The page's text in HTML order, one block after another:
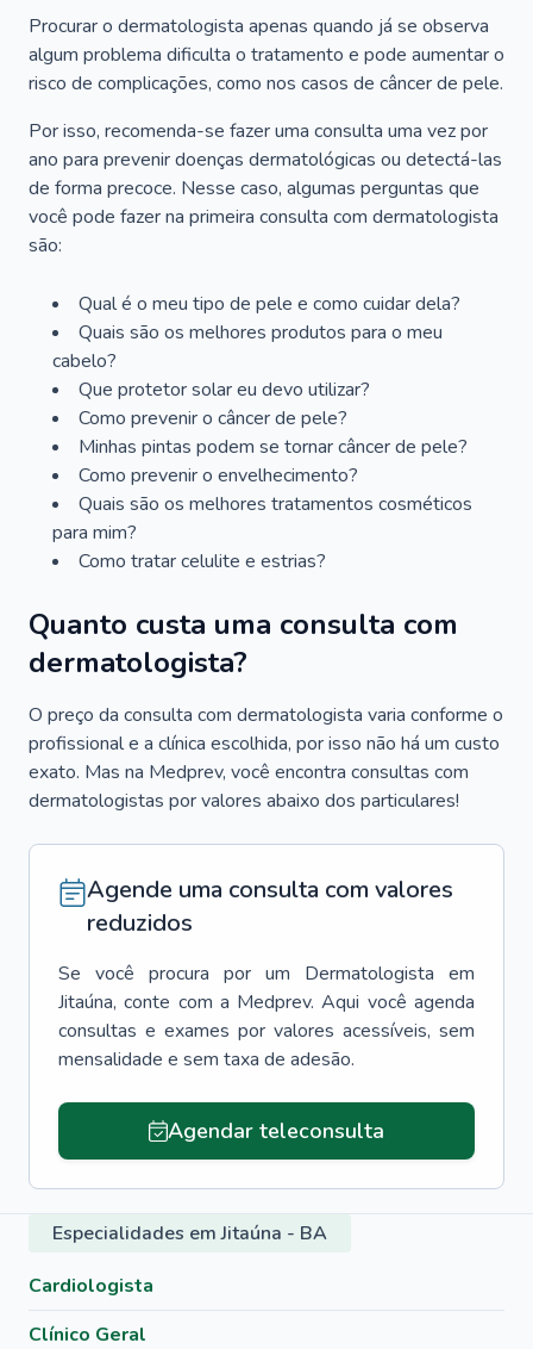
Procurar o dermatologista apenas quando já se observa
algum problema dificulta o tratamento e pode aumentar o
risco de complicações, como nos casos de câncer de pele.
Por isso, recomenda-se fazer uma consulta uma vez por
ano para prevenir doenças dermatológicas ou detectá-las
de forma precoce. Nesse caso, algumas perguntas que
você pode fazer na primeira consulta com dermatologista
são:
Qual é o meu tipo de pele e como cuidar dela?
Quais são os melhores produtos para o meu
cabelo?
Que protetor solar eu devo utilizar?
Como prevenir o câncer de pele?
Minhas pintas podem se tornar câncer de pele?
Como prevenir o envelhecimento?
Quais são os melhores tratamentos cosméticos
para mim?
Como tratar celulite e estrias?
Quanto custa uma consulta com
dermatologista?
O preço da consulta com dermatologista varia conforme o
profissional e a clínica escolhida, por isso não há um custo
exato. Mas na Medprev, você encontra consultas com
dermatologistas por valores abaixo dos particulares!
Agende uma consulta com valores
reduzidos
Se você procura por um Dermatologista em
Jitaúna, conte com a Medprev. Aqui você agenda
consultas e exames por valores acessíveis, sem
mensalidade e sem taxa de adesão.
Agendar teleconsulta
Especialidades em Jitaúna - BA
Cardiologista
Clínico Geral